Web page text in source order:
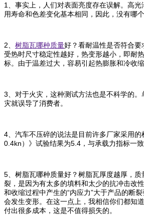
1、事实上，人们对表面亮度存在误解。高光
用寿命和色差变化基本相同，因此，没有哪
2、 树脂瓦哪种质量好？看耐温性是否符合
受热时尺寸稳定性越好，热变形越小，即耐
标。由于温差过大，容易引起热膨胀和冷收
3、对于火灾，这种测试方法也是不科学的
灾就误导了消费者。
4、汽车不压碎的说法是目前许多厂家采用
0.4kn）》试验结果为5.4，与承载力指标一致
5、树脂瓦哪种质量好？树脂瓦厚度越厚，
裂，是因为有太多的填料和太少的抗冲击改
和收缩过程中产生的“内应力”大于产品的断
会发生变形。在这一点上，我相信你们都知
付出很多成本，这是不值得损失的。